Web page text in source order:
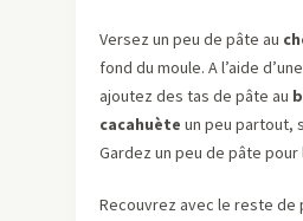
Versez un peu de pâte au
fond du moule. A l’aide
ajoutez des tas de pâte au
cacahuète un peu partout,
Gardez un peu de pâte pour
Recouvrez avec le reste de